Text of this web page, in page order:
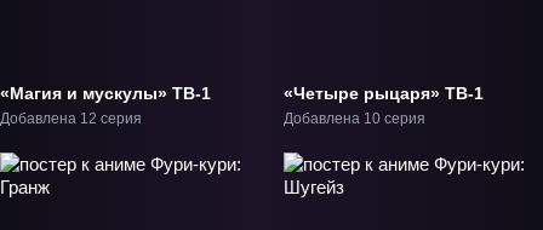
«Магия и мускулы» ТВ-1
Добавлена 12 серия
«Четыре рыцаря» ТВ-1
Добавлена 10 серия